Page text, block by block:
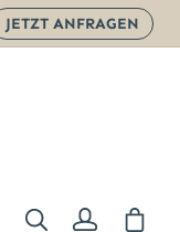
JETZT ANFRAGEN